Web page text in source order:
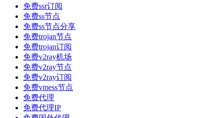
免费ssr订阅
免费ss节点
免费ss节点分享
免费trojan节点
免费trojan订阅
免费v2ray机场
免费v2ray节点
免费v2ray订阅
免费vmess节点
免费代理
免费代理IP